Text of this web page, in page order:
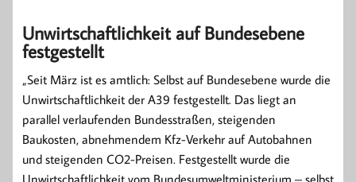
Unwirtschaftlichkeit auf Bundesebene
festgestellt
„Seit März ist es amtlich: Selbst auf Bundesebene wurde die
Unwirtschaftlichkeit der A39 festgestellt. Das liegt an
parallel verlaufenden Bundesstraßen, steigenden
Baukosten, abnehmendem Kfz-Verkehr auf Autobahnen
und steigenden CO2-Preisen. Festgestellt wurde die
Unwirtschaftlichkeit vom Bundesumweltministerium – selbst